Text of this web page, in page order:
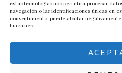
estas tecnologías nos permitirá procesar
navegación o las identificaciones únicas en
consentimiento, puede afectar
funciones.